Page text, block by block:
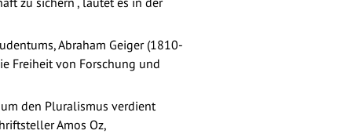
Abraham Geiger (1810-
Freiheit von Forschung und
den Pluralismus verdient
Amos Oz,